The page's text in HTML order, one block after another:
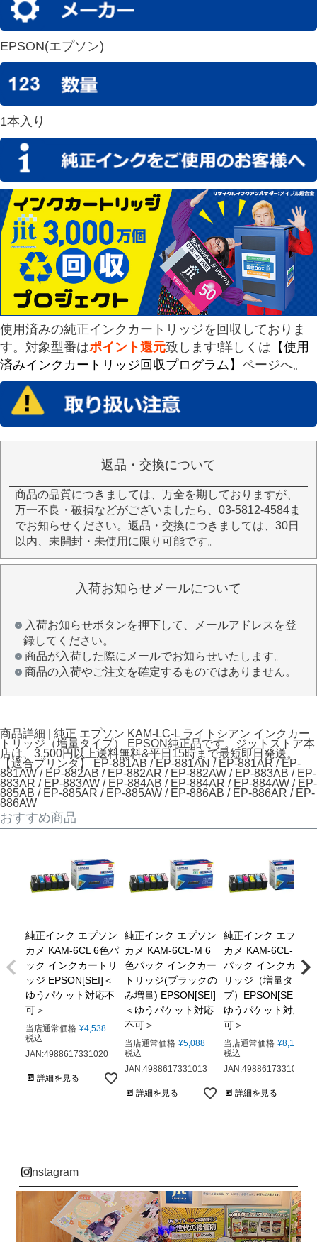
EPSON(エプソン)
1本入り
使用済みの純正インクカートリッジを回収しておりま
す。対象型番はポイント還元致します!詳しくは 【使用
済みインクカートリッジ回収プログラム】 ページへ。
返品・交換について
商品の品質につきましては、万全を期しておりますが、
万一不良・破損などがございましたら、03-5812-4584ま
でお知らせください。返品・交換につきましては、30日
以内、未開封・未使用に限り可能です。
入荷お知らせメールについて
入荷お知らせボタンを押下して、メールアドレスを登
録してください。
商品が入荷した際にメールでお知らせいたします。
商品の入荷やご注文を確定するものではありません。
商品詳細 | 純正 エプソン KAM-LC-L ライトシアン インクカー
トリッジ（増量タイプ） EPSON純正品です。ジットストア本
店は、3,500円以上送料無料&平日15時まで最短即日発送。
【適合プリンタ】 EP-881AB / EP-881AN / EP-881AR / EP-
881AW / EP-882AB / EP-882AR / EP-882AW / EP-883AB / EP-
883AR / EP-883AW / EP-884AB / EP-884AR / EP-884AW / EP-
885AB / EP-885AR / EP-885AW / EP-886AB / EP-886AR / EP-
886AW
おすすめ商品
純正インク エプソン
カメ KAM-6CL 6色パ
ック インクカートリ
ッジ EPSON[SEI]＜
ゆうパケット対応不
可＞
当店通常価格 ¥4,538
税込
JAN:4988617331020
詳細を見る
純正インク エプソン
カメ KAM-6CL-M 6
色パック インクカー
トリッジ(ブラックの
み増量) EPSON[SEI]
＜ゆうパケット対応
不可＞
当店通常価格 ¥5,088
税込
JAN:4988617331013
詳細を見る
純正インク エプソン
カメ KAM-6CL-L 6色
パック インクカート
リッジ（増量タイ
プ）EPSON[SEI]＜
ゆうパケット対応不
可＞
当店通常価格 ¥8,113
税込
JAN:4988617331006
詳細を見る
instagram